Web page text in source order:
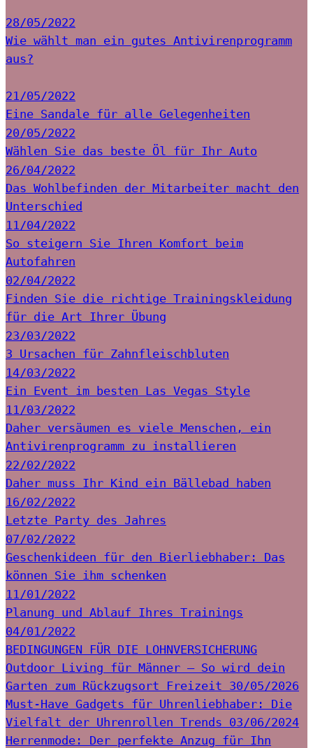
28/05/2022
Wie wählt man ein gutes Antivirenprogramm
aus?
21/05/2022
Eine Sandale für alle Gelegenheiten
20/05/2022
Wählen Sie das beste Öl für Ihr Auto
26/04/2022
Das Wohlbefinden der Mitarbeiter macht den
Unterschied
11/04/2022
So steigern Sie Ihren Komfort beim
Autofahren
02/04/2022
Finden Sie die richtige Trainingskleidung
für die Art Ihrer Übung
23/03/2022
3 Ursachen für Zahnfleischbluten
14/03/2022
Ein Event im besten Las Vegas Style
11/03/2022
Daher versäumen es viele Menschen, ein
Antivirenprogramm zu installieren
22/02/2022
Daher muss Ihr Kind ein Bällebad haben
16/02/2022
Letzte Party des Jahres
07/02/2022
Geschenkideen für den Bierliebhaber: Das
können Sie ihm schenken
11/01/2022
Planung und Ablauf Ihres Trainings
04/01/2022
BEDINGUNGEN FÜR DIE LOHNVERSICHERUNG
Outdoor Living für Männer – So wird dein
Garten zum Rückzugsort
Freizeit 30/05/2026
Must-Have Gadgets für Uhrenliebhaber: Die
Vielfalt der Uhrenrollen Trends 03/06/2024
Herrenmode: Der perfekte Anzug für Ihn